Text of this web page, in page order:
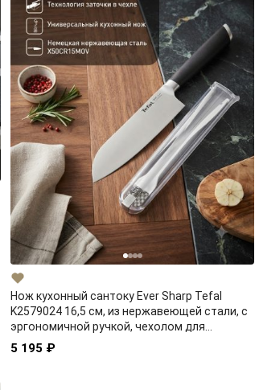
Нож кухонный сантоку Ever Sharp Tefal
K2579024 16,5 см, из нержавеющей стали, с
эргономичной ручкой, чехолом для
затачивания и хранения
5 195 ₽